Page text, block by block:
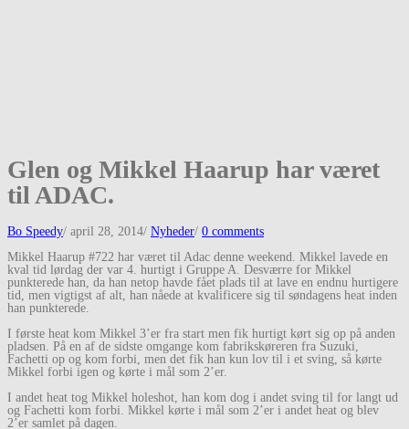
Glen og Mikkel Haarup har været
til ADAC.
Bo Speedy/ april 28, 2014/ Nyheder/ 0 comments
Mikkel Haarup #722 har været til Adac denne weekend. Mikkel lavede en
kval tid lørdag der var 4. hurtigt i Gruppe A. Desværre for Mikkel
punkterede han, da han netop havde fået plads til at lave en endnu hurtigere
tid, men vigtigst af alt, han nåede at kvalificere sig til søndagens heat inden
han punkterede.
I første heat kom Mikkel 3’er fra start men fik hurtigt kørt sig op på anden
pladsen. På en af de sidste omgange kom fabrikskøreren fra Suzuki,
Fachetti op og kom forbi, men det fik han kun lov til i et sving, så kørte
Mikkel forbi igen og kørte i mål som 2’er.
I andet heat tog Mikkel holeshot, han kom dog i andet sving til for langt ud
og Fachetti kom forbi. Mikkel kørte i mål som 2’er i andet heat og blev
2’er samlet på dagen.